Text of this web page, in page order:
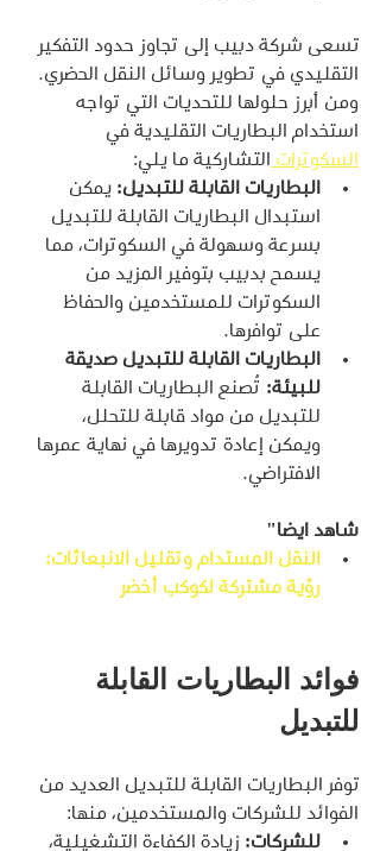
تسعى شركة دبيب إلى تجاوز حدود التفكير
التقليدي في تطوير وسائل النقل الحضري.
ومن أبرز حلولها للتحديات التي تواجه
استخدام البطاريات التقليدية في
السكوترات
التشاركية ما يلي:
البطاريات القابلة للتبديل: يمكن
استبدال البطاريات القابلة للتبديل
بسرعة وسهولة في السكوترات، مما
يسمح بدبيب بتوفير المزيد من
السكوترات للمستخدمين والحفاظ
على توافرها.
البطاريات القابلة للتبديل صديقة
للبيئة: تُصنع البطاريات القابلة
للتبديل من مواد قابلة للتحلل،
ويمكن إعادة تدويرها في نهاية عمرها
الافتراضي.
شاهد ايضا"
النقل المستدام وتقليل الانبعاثات:
رؤية مشتركة لكوكب أخضر
فوائد البطاريات القابلة
للتبديل
توفر البطاريات القابلة للتبديل العديد من
الفوائد للشركات والمستخدمين، منها:
للشركات: زيادة الكفاءة التشغيلية،